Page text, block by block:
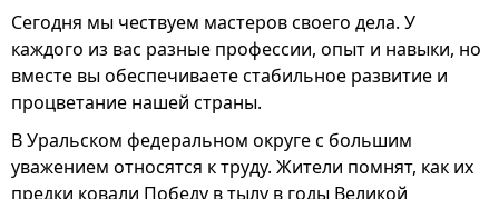
Сегодня мы чествуем мастеров своего дела. У
каждого из вас разные профессии, опыт и навыки, но
вместе вы обеспечиваете стабильное развитие и
процветание нашей страны.
В Уральском федеральном округе с большим
уважением относятся к труду. Жители помнят, как их
предки ковали Победу в тылу в годы Великой